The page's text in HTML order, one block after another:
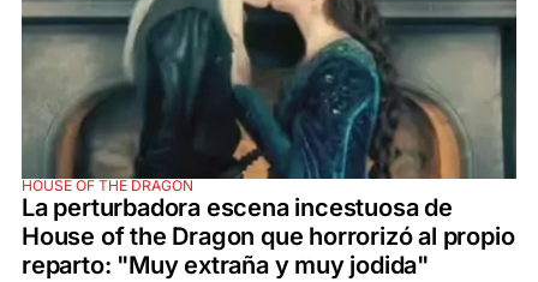
HOUSE OF THE DRAGON
La perturbadora escena incestuosa de
House of the Dragon que horrorizó al propio
reparto: "Muy extraña y muy jodida"